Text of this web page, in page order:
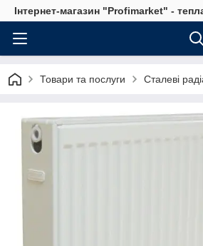
Інтернет-магазин "Profimarket" -
Товари та послуги Сталеві